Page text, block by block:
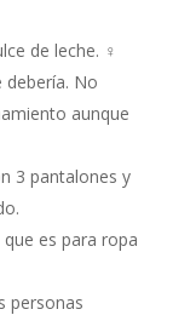
de leche. ‍♀️
No
aunque
3 pantalones y
es para ropa
personas